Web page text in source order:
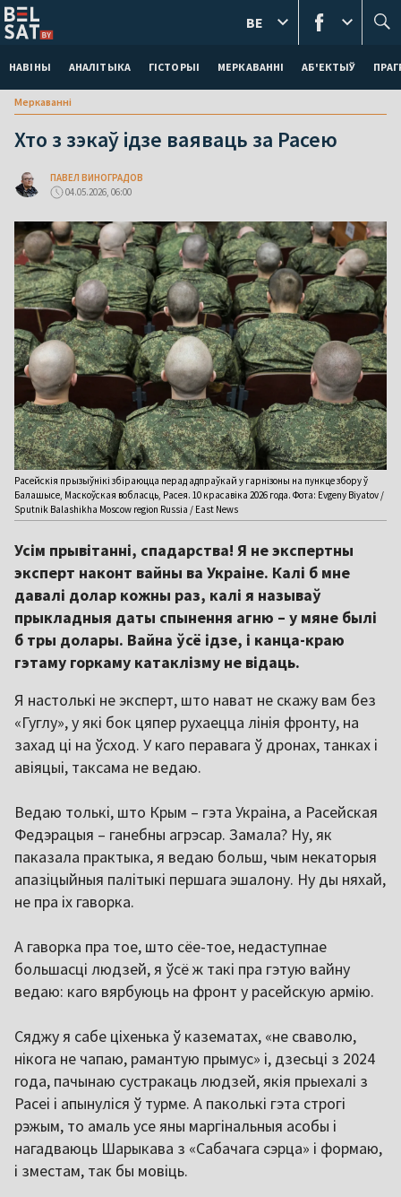
НАВІНЫ АНАЛІТЫКА ГІСТОРЫІ МЕРКАВАННI АБ'ЕКТЫЎ
BE
Меркаваннi
Хто з зэкаў ідзе ваяваць за Расею
ПАВЕЛ ВИНОГРАДОВ
04.05.2026, 06:00
Расейскія прызыўнікі збіраюцца перад адпраўкай у гарнізоны на пункце збору ў
Балашысе, Маскоўская вобласць, Расея. 10 красавіка 2026 года. Фота: Evgeny Biyatov /
Sputnik Balashikha Moscow region Russia / East News
Усім прывітанні, спадарства! Я не экспертны
эксперт наконт вайны ва Украіне. Калі б мне
давалі долар кожны раз, калі я называў
прыкладныя даты спынення агню – у мяне былі
б тры долары. Вайна ўсё ідзе, і канца-краю
гэтаму горкаму катаклізму не відаць.
Я настолькі не эксперт, што нават не скажу вам без
«Гуглу», у які бок цяпер рухаецца лінія фронту, на
захад ці на ўсход. У каго перавага ў дронах, танках і
авіяцыі, таксама не ведаю.
Ведаю толькі, што Крым – гэта Украіна, а Расейская
Федэрацыя – ганебны агрэсар. Замала? Ну, як
паказала практыка, я ведаю больш, чым некаторыя
апазіцыйныя палітыкі першага эшалону. Ну ды няхай,
не пра іх гаворка.
А гаворка пра тое, што сёе-тое, недаступнае
большасці людзей, я ўсё ж такі пра гэтую вайну
ведаю: каго вярбуюць на фронт у расейскую армію.
Сяджу я сабе ціхенька ў казематах, «не сваволю,
нікога не чапаю, рамантую прымус» і, дзесьці з 2024
года, пачынаю сустракаць людзей, якія прыехалі з
Расеі і апынуліся ў турме. А паколькі гэта строгі
рэжым, то амаль усе яны маргінальныя асобы і
нагадваюць Шарыкава з «Сабачага сэрца» і формаю,
і зместам, так бы мовіць.